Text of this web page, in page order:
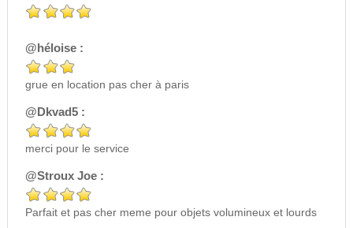
@héloise :
grue en location pas cher à paris
@Dkvad5 :
merci pour le service
@Stroux Joe :
Parfait et pas cher meme pour objets volumineux et lourds